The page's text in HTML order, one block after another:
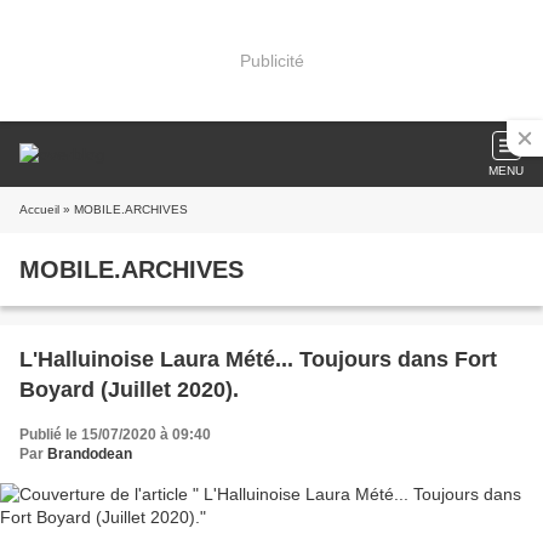
Publicité
MENU
Accueil » MOBILE.ARCHIVES
MOBILE.ARCHIVES
L'Halluinoise Laura Mété... Toujours dans Fort
Boyard (Juillet 2020).
Publié le 15/07/2020 à 09:40
Par Brandodean